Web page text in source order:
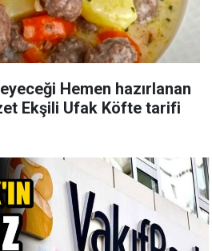
Hemen hazırlanan
Ekşili Ufak Köfte tarifi